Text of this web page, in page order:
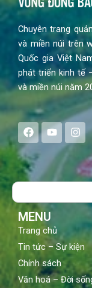
Chuyên trang
và miền núi trên
Quốc gia Việt
phát triển kinh tế
và miền núi năm
F
a
c
e
b
o
Y
o
u
t
u
b
I
n
s
a
g
Search
MENU
Trang chủ
Tin tức – Sự kiện
Chính sách
Văn hoá – Đời